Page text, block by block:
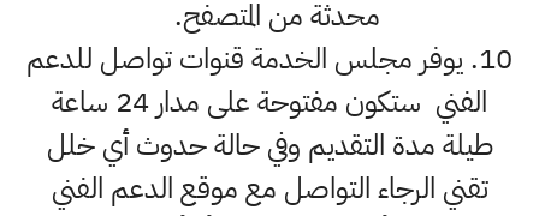
محدثة من المتصفح.
10. يوفر مجلس الخدمة قنوات تواصل للدعم
الفني ستكون مفتوحة على مدار 24 ساعة
طيلة مدة التقديم وفي حالة حدوث أي خلل
تقني الرجاء التواصل مع موقع الدعم الفني